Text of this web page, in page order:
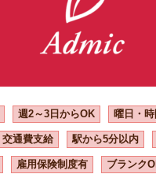
週2～3日からOK 曜日・
交通費支給 駅から5分以内
雇用保険制度有 ブランク